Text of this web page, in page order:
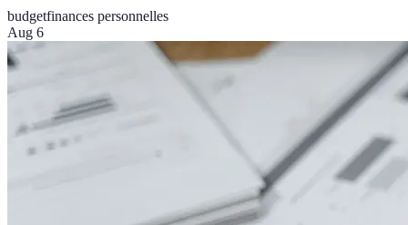
budgetfinances personnelles
Aug 6